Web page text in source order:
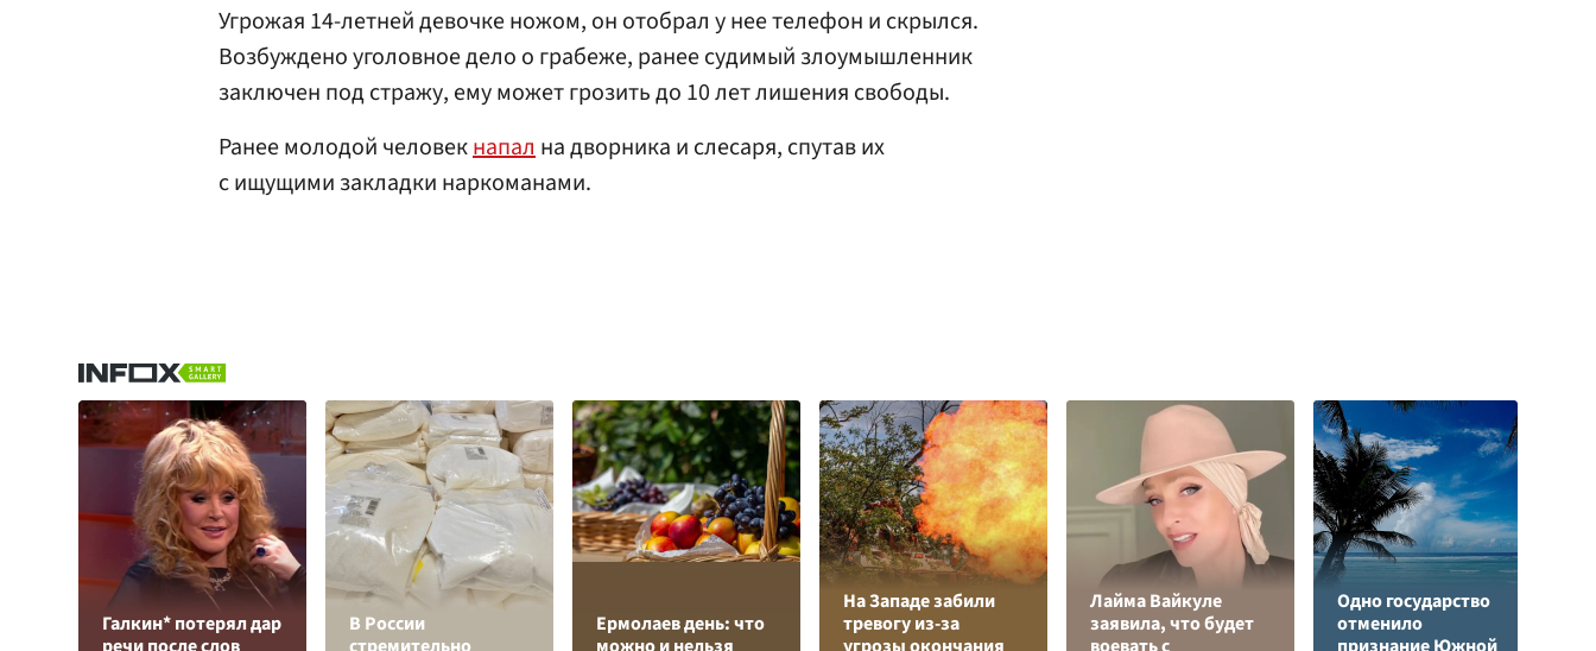
Угрожая 14-летней девочке ножом, он отобрал у нее телефон и скрылся.
Возбуждено уголовное дело о грабеже, ранее судимый злоумышленник
заключен под стражу, ему может грозить до 10 лет лишения свободы.
Ранее молодой человекнапална дворника и слесаря, спутав их
с ищущими закладки наркоманами.
Галкин* потерял дар
В России
Ермолаев день: что
На Западе забили
тревогу из-за
Лайма Вайкуле
заявила, что будет
Одно государство
отменило